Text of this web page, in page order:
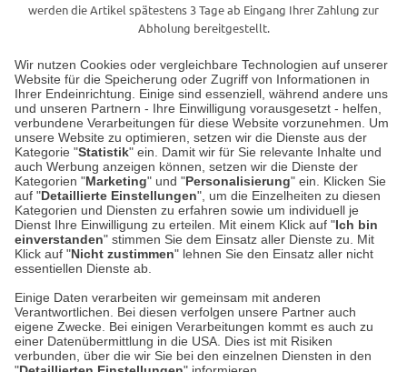
Wir nutzen Cookies oder vergleichbare Technologien auf unserer
Website für die Speicherung oder Zugriff von Informationen in
Ihrer Endeinrichtung. Einige sind essenziell, während andere uns
und unseren Partnern - Ihre Einwilligung vorausgesetzt - helfen,
verbundene Verarbeitungen für diese Website vorzunehmen. Um
unsere Website zu optimieren, setzen wir die Dienste aus der
Kategorie "Statistik" ein. Damit wir für Sie relevante Inhalte und
auch Werbung anzeigen können, setzen wir die Dienste der
Kategorien "Marketing" und "Personalisierung" ein. Klicken Sie
auf "Detaillierte Einstellungen", um die Einzelheiten zu diesen
Kategorien und Diensten zu erfahren sowie um individuell je
Dienst Ihre Einwilligung zu erteilen. Mit einem Klick auf "Ich bin
einverstanden" stimmen Sie dem Einsatz aller Dienste zu. Mit
Klick auf "Nicht zustimmen" lehnen Sie den Einsatz aller nicht
essentiellen Dienste ab.
Einige Daten verarbeiten wir gemeinsam mit anderen
Verantwortlichen. Bei diesen verfolgen unsere Partner auch
eigene Zwecke. Bei einigen Verarbeitungen kommt es auch zu
einer Datenübermittlung in die USA. Dies ist mit Risiken
verbunden, über die wir Sie bei den einzelnen Diensten in den
werden die Artikel spätestens 3 Tage ab Eingang Ihrer Zahlung zur
Abholung bereitgestellt.
Unser Geschäft in Meckenheim
Auf dem Steinbüchel 6
53340 Meckenheim
Montag bis Samstag 9:00 Uhr bis 18:00 Uhr
weitere Information
Hier finden Sie uns im Netz